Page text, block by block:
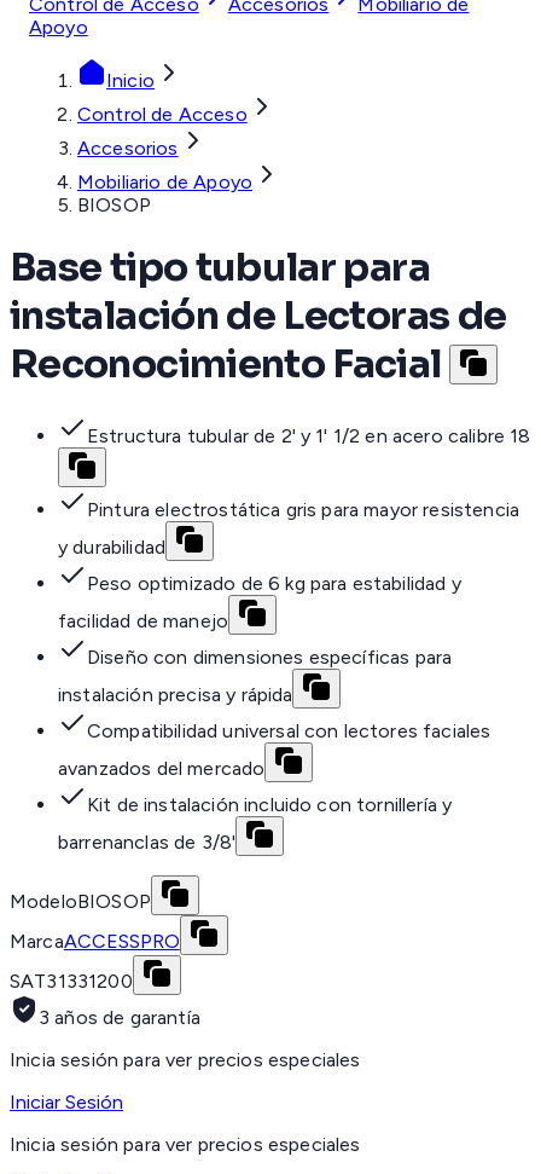
Apoyo
Inicio
Control de Acceso
Accesorios
Mobiliario de Apoyo
BIOSOP
Base tipo tubular para
instalación de Lectoras de
Reconocimiento Facial
Estructura tubular de 2' y 1' 1/2 en acero calibre 18
Pintura electrostática gris para mayor resistencia
y durabilidad
Peso optimizado de 6 kg para estabilidad y
facilidad de manejo
Diseño con dimensiones específicas para
instalación precisa y rápida
Compatibilidad universal con lectores faciales
avanzados del mercado
Kit de instalación incluido con tornillería y
barrenanclas de 3/8'
ModeloBIOSOP
MarcaACCESSPRO
SAT31331200
3 años de garantía
Inicia sesión para ver precios especiales
Iniciar Sesión
Inicia sesión para ver precios especiales